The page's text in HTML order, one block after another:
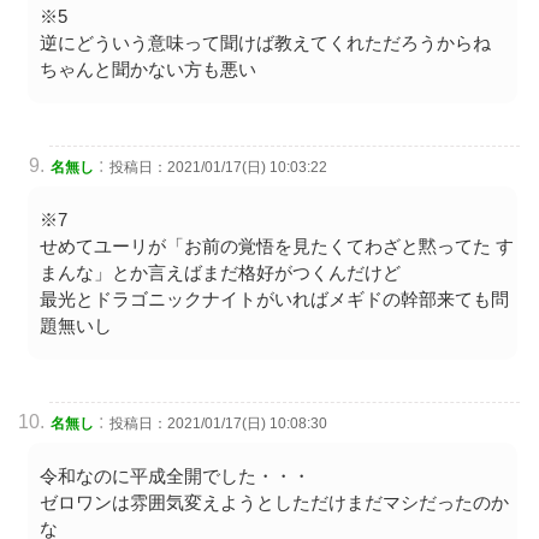
※5
逆にどういう意味って聞けば教えてくれただろうからね
ちゃんと聞かない方も悪い
名無し : 投稿日：2021/01/17(日) 10:03:22
※7
せめてユーリが「お前の覚悟を見たくてわざと黙ってた す
まんな」とか言えばまだ格好がつくんだけど
最光とドラゴニックナイトがいればメギドの幹部来ても問
題無いし
名無し : 投稿日：2021/01/17(日) 10:08:30
令和なのに平成全開でした・・・
ゼロワンは雰囲気変えようとしただけまだマシだったのか
な